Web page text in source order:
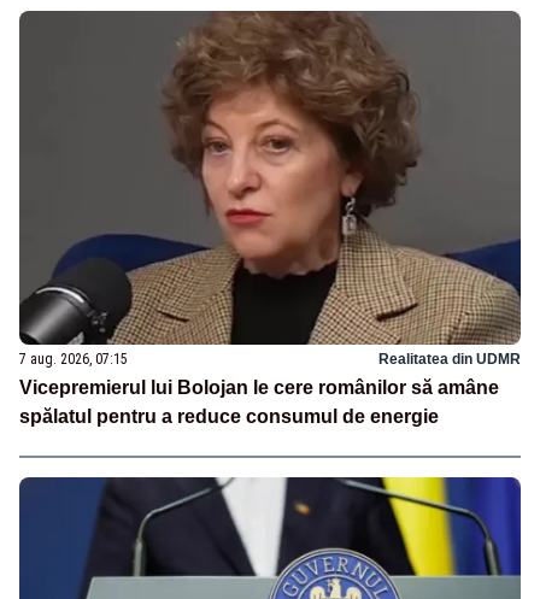
7 aug. 2026, 07:15 Realitatea din UDMR
Vicepremierul lui Bolojan le cere românilor să amâne
spălatul pentru a reduce consumul de energie